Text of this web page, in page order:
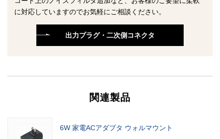
に対応していますのでお気軽にご相談ください。
出力プラグ・二次側コネクタ
関連製品
6W 家電ACアダプタ ウォルマウント